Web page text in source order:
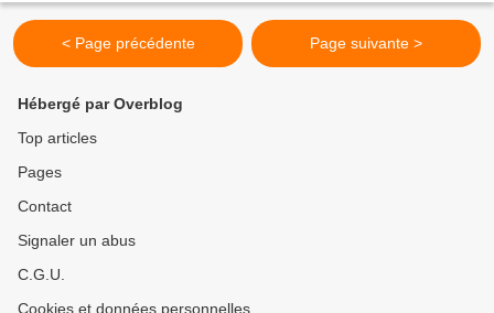
< Page précédente Page suivante >
Hébergé par Overblog
Top articles
Pages
Contact
Signaler un abus
C.G.U.
Cookies et données personnelles